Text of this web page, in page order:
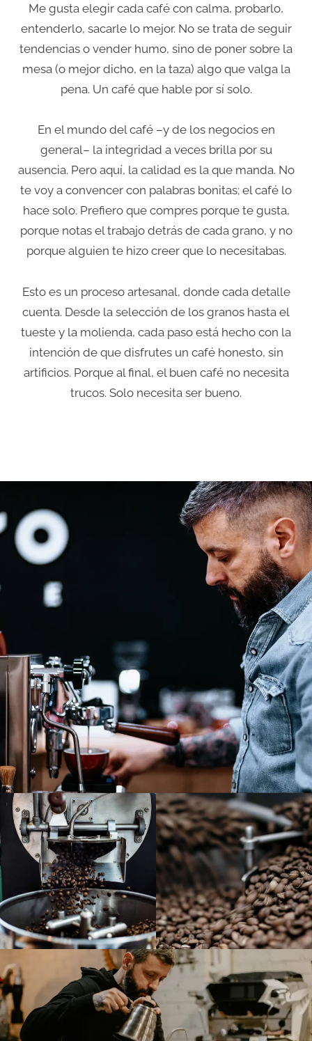
Me gusta elegir cada café con calma, probarlo,
entenderlo, sacarle lo mejor. No se trata de seguir
tendencias o vender humo, sino de poner sobre la
mesa (o mejor dicho, en la taza) algo que valga la
pena. Un café que hable por sí solo.
En el mundo del café –y de los negocios en
general– la integridad a veces brilla por su
ausencia. Pero aquí, la calidad es la que manda. No
te voy a convencer con palabras bonitas; el café lo
hace solo. Prefiero que compres porque te gusta,
porque notas el trabajo detrás de cada grano, y no
porque alguien te hizo creer que lo necesitabas.
Esto es un proceso artesanal, donde cada detalle
cuenta. Desde la selección de los granos hasta el
tueste y la molienda, cada paso está hecho con la
intención de que disfrutes un café honesto, sin
artificios. Porque al final, el buen café no necesita
trucos. Solo necesita ser bueno.